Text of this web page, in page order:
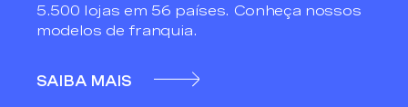
5.500 lojas em 56 países. Conheça nossos
modelos de franquia.
SAIBA MAIS